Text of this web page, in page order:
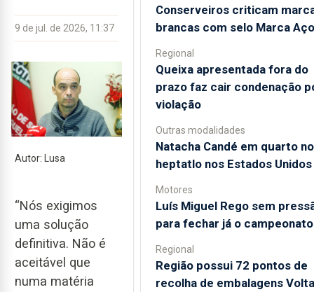
9 de jul. de 2026, 11:37
Autor: Lusa
“Nós exigimos
uma solução
definitiva. Não é
aceitável que
numa matéria
Conserveiros criticam
brancas com selo Marca
Regional
Queixa apresentada fora do
prazo faz cair condenação
violação
Outras modalidades
Natacha Candé em quarto no
heptatlo nos Estados Unidos
Motores
Luís Miguel Rego sem
para fechar já o campeonato
Regional
Região possui 72 pontos de
recolha de embalagens Volta